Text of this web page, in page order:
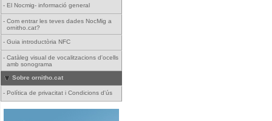
- El Nocmig- informació general
- Com entrar les teves dades NocMig a
ornitho.cat?
- Guia introductòria NFC
- Catàleg visual de vocalitzacions d'ocells
amb sonograma
Sobre ornitho.cat
- Política de privacitat i Condicions d'ús